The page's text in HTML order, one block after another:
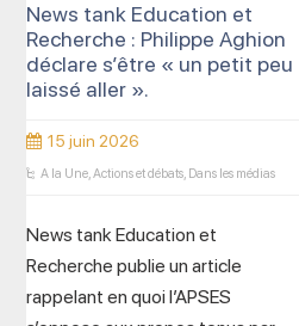
News tank Education et
Recherche : Philippe Aghion
déclare s’être « un petit peu
laissé aller ».
15 juin 2026
A la Une,Actions et débats, Dans les médias
News tank Education et
Recherche publie un article
rappelant en quoi l’APSES